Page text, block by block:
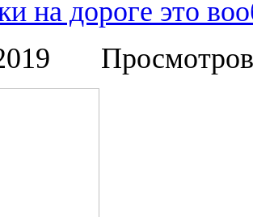
на дороге это